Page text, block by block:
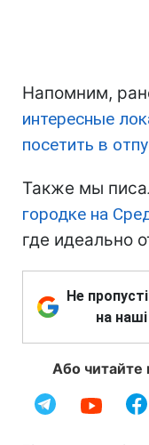
Напомним,
интересные
посетить в
Также мы
городке на
где идеально
Не
на
Або читайте